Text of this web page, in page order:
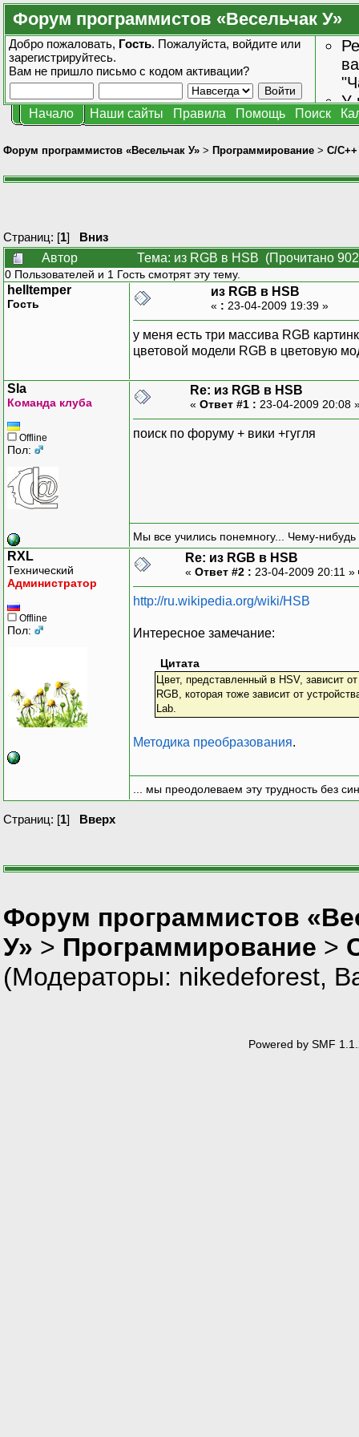
Форум программистов «Весельчак У»
Добро пожаловать, Гость. Пожалуйста, войдите или
зарегистрируйтесь.
Вам не пришло письмо с кодом активации?
У
Начало Наши сайты Правила Помощь Поиск
Форум программистов «Весельчак У» > Программирование > C/C++
Страниц: [1] Вниз
Автор
Тема: из RGB в HSB (Прочитано
0 Пользователей и 1 Гость смотрят эту тему.
helltemper
Гость
из RGB в HSB
« : 23-04-2009 19:39 »
у меня есть три массива RGB
цветовой модели RGB в цветовую
Sla
Команда клуба
Offline
Пол:
Re: из RGB в HSB
« Ответ #1 : 23-04-2009 20:08
поиск по форуму + вики +гугля
Мы все учились понемногу... Чему-нибудь
RXL
Технический
Администратор
Offline
Пол:
Re: из RGB в HSB
« Ответ #2 : 23-04-2009 20:11 »
http://ru.wikipedia.org/wiki/HSB
Интересное замечание:
Цитата
Цвет, представленный в HSV, зависит
RGB, которая тоже зависит от
Lab.
Методика преобразования.
... мы преодолеваем эту трудность без
Страниц: [1] Вверх
Форум программистов
У» > Программирование >
(Модераторы: nikedeforest,
Powered by SMF